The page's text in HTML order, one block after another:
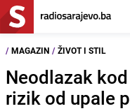
/ MAGAZIN / ŽIVOT I STIL
Neodlazak
rizik od upale